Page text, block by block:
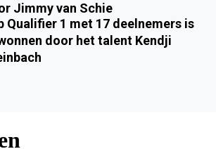
Jimmy van Schie
Qualifier 1 met 17 deelnemers is
door het talent Kendji